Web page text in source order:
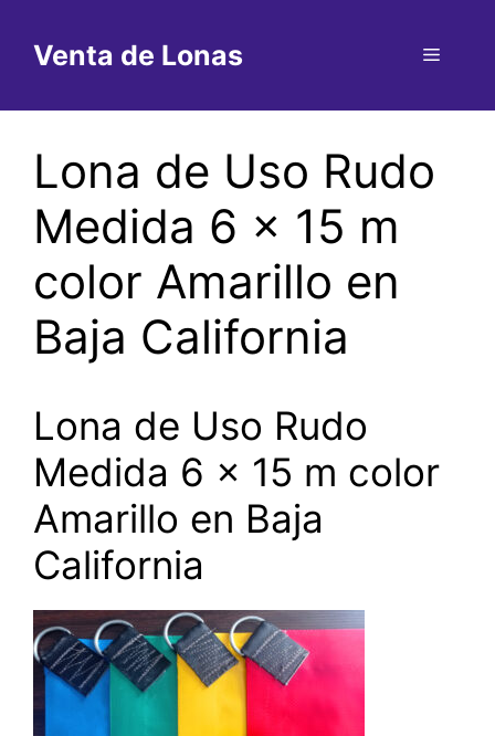
contenido
Venta de Lonas Menú
Lona de Uso Rudo
Medida 6 x 15 m
color Amarillo en
Baja California
Lona de Uso Rudo
Medida 6 x 15 m color
Amarillo en Baja
California